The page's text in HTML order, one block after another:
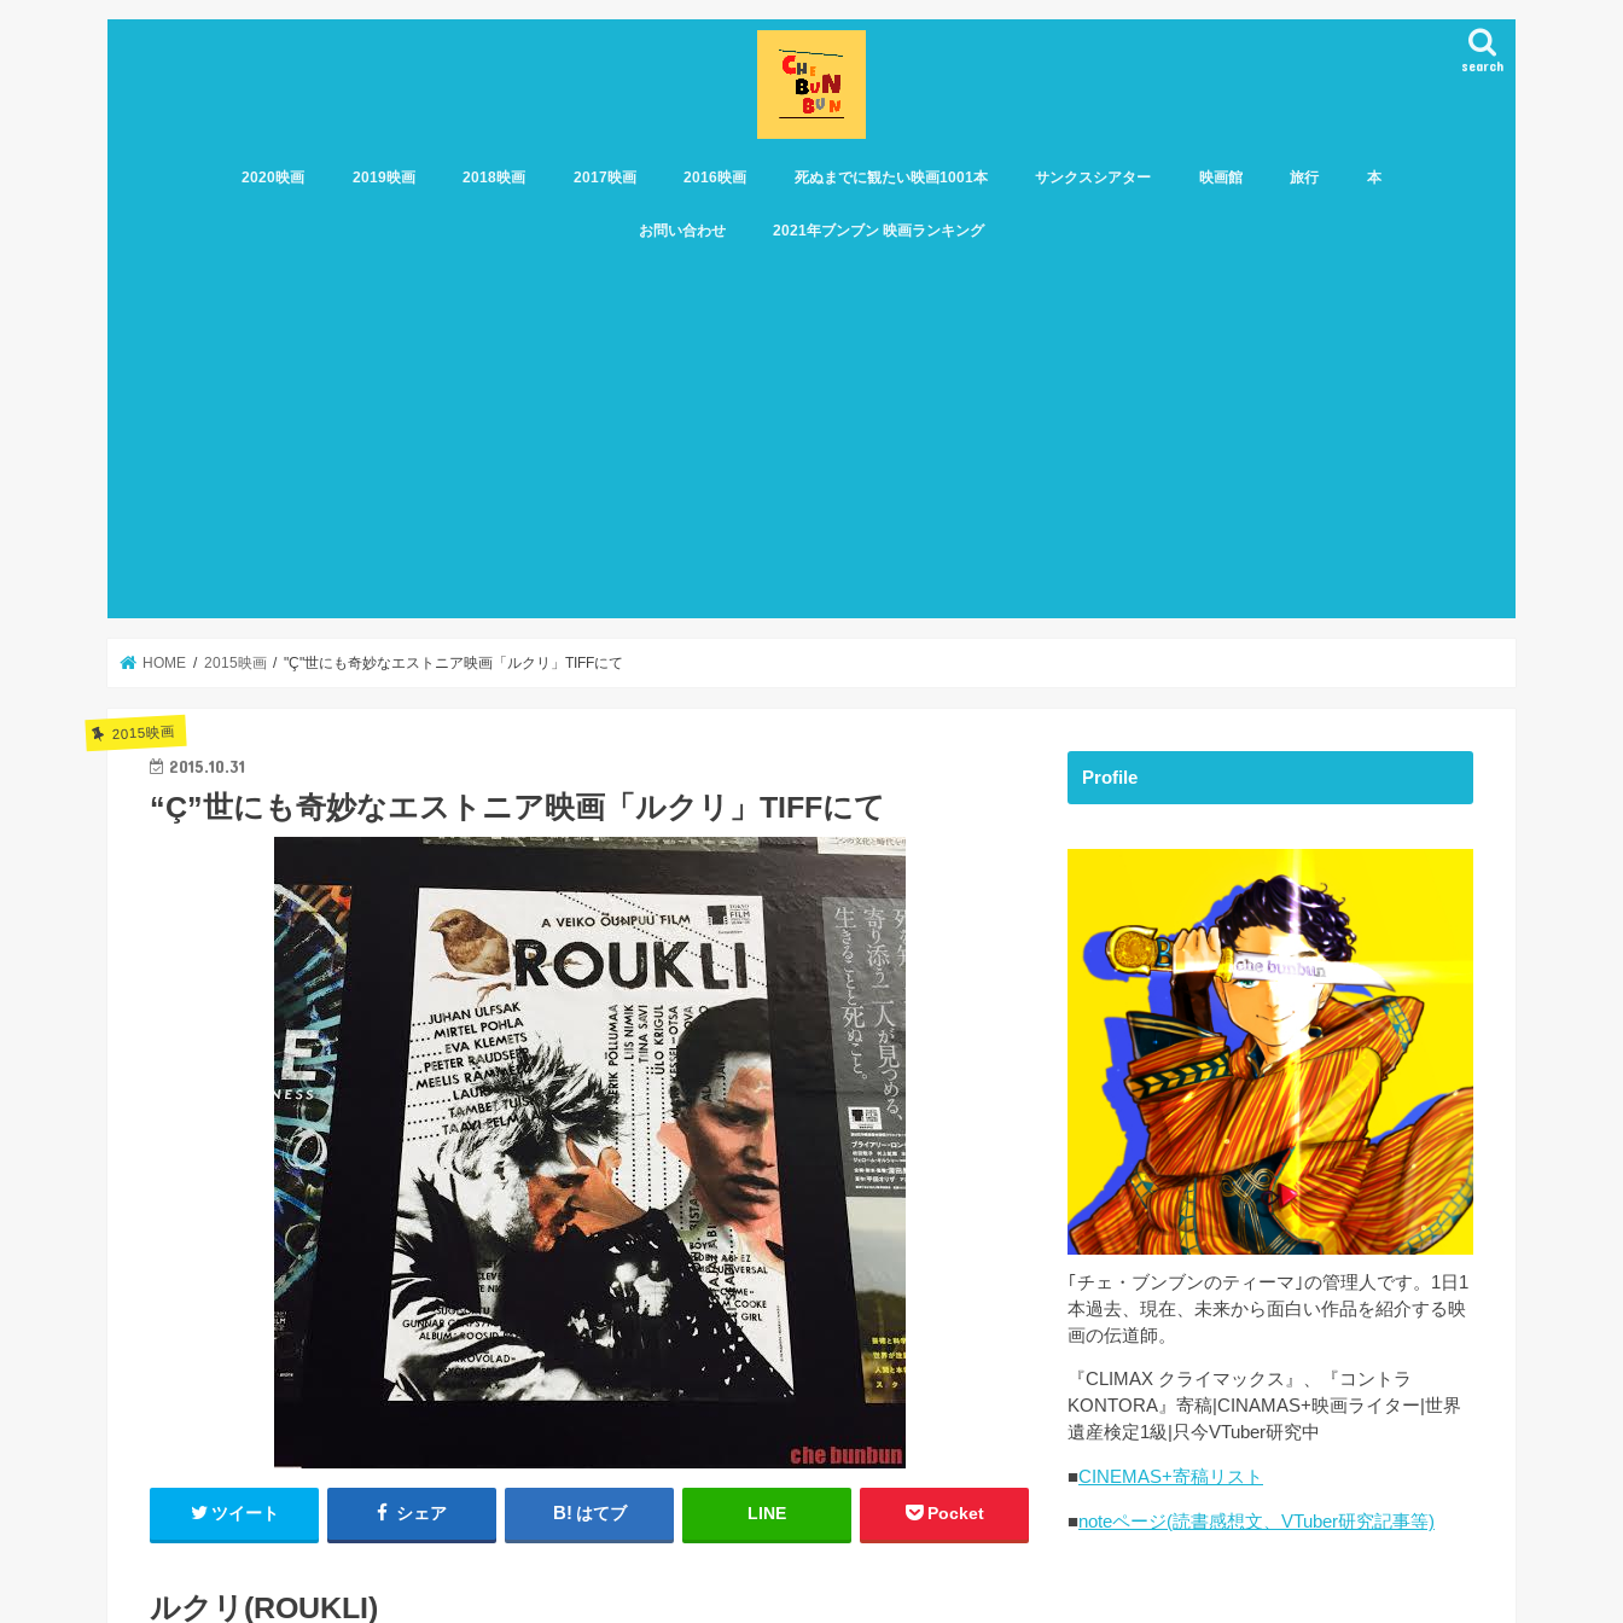
search
2020映画 2019映画 2018映画 2017映画 2016映画 死ぬまでに観たい映画1001本 サンクスシアター 映画館 旅行 本
お問い合わせ 2021年ブンブン 映画ランキング
HOME 2015映画 "Ç"世にも奇妙なエストニア映画「ルクリ」TIFFにて
2015映画
2015.10.31
“Ç”世にも奇妙なエストニア映画「ルクリ」TIFFにて
ツイート シェア はてブ LINE Pocket
ルクリ(ROUKLI)
Profile
｢チェ・ブンブンのティーマ｣の管理人です。1日1
本過去、現在、未来から面白い作品を紹介する映
画の伝道師。
『CLIMAX クライマックス』、『コントラ
KONTORA』寄稿|CINAMAS+映画ライター|世界
遺産検定1級|只今VTuber研究中
■CINEMAS+寄稿リスト
■noteページ(読書感想文、VTuber研究記事等)